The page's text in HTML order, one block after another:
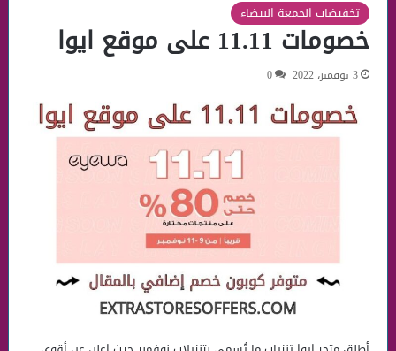
تخفيضات الجمعة البيضاء
خصومات 11.11 على موقع ايوا
3 نوفمبر، 2022 0